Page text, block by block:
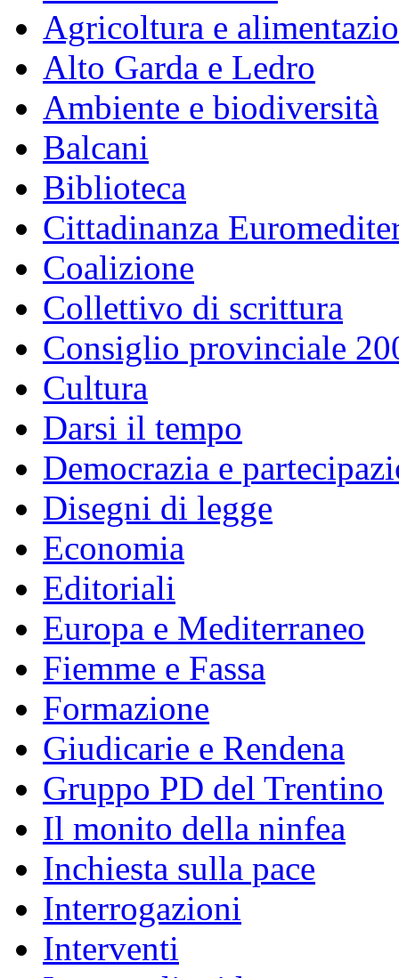
Agricoltura e
Alto Garda e Ledro
Ambiente e biodiversità
Balcani
Biblioteca
Cittadinanza
Coalizione
Collettivo di scrittura
Consiglio provinciale
Cultura
Darsi il tempo
Democrazia e
Disegni di legge
Economia
Editoriali
Europa e Mediterraneo
Fiemme e Fassa
Formazione
Giudicarie e Rendena
Gruppo PD del Trentino
Il monito della ninfea
Inchiesta sulla pace
Interrogazioni
Interventi